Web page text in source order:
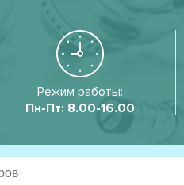
Режим работы:
Пн-Пт: 8.00-16.00